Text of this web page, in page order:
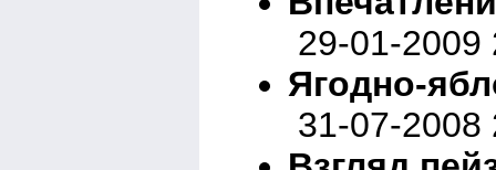
29-01-2009
Ягодно-
31-07-2008